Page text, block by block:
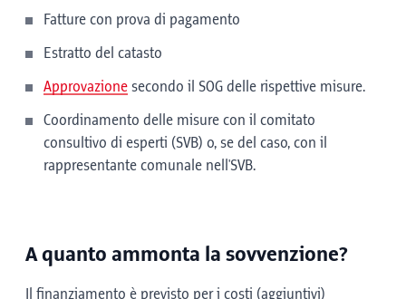
Fatture con prova di pagamento
Estratto del catasto
Approvazione secondo il SOG delle rispettive misure.
Coordinamento delle misure con il comitato
consultivo di esperti (SVB) o, se del caso, con il
rappresentante comunale nell'SVB.
A quanto ammonta la sovvenzione?
Il finanziamento è previsto per i costi (aggiuntivi)